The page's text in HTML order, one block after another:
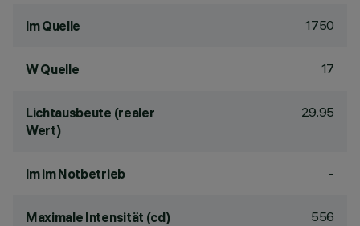
lm Quelle 1750
W Quelle 17
Lichtausbeute (realer
Wert)
29.95
lm im Notbetrieb -
Maximale Intensität (cd) 556